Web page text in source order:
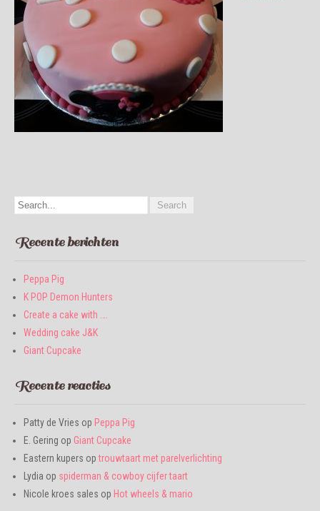
Recente berichten
Peppa Pig
K POP Demon Hunters
Create a cake with ….
Wedding cake J&K
Giant Cupcake
Recente reacties
Patty de Vries op Peppa Pig
E. Gering op Giant Cupcake
Eastern kupers optrouwtaart met parelverlichting
Lydia op spiderman & cowboy cijfer taart
Nicole kroes sales op Hot wheels & mario